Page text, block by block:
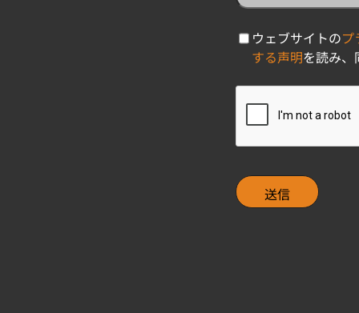
C
o
ウェブサイトのプ
する声明を読み、
T
H
A